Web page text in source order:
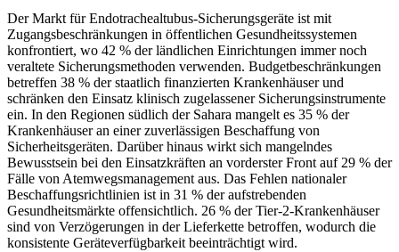
Der Markt für Endotrachealtubus-Sicherungsgeräte ist mit
Zugangsbeschränkungen in öffentlichen Gesundheitssystemen
konfrontiert, wo 42 % der ländlichen Einrichtungen immer noch
veraltete Sicherungsmethoden verwenden. Budgetbeschränkungen
betreffen 38 % der staatlich finanzierten Krankenhäuser und
schränken den Einsatz klinisch zugelassener Sicherungsinstrumente
ein. In den Regionen südlich der Sahara mangelt es 35 % der
Krankenhäuser an einer zuverlässigen Beschaffung von
Sicherheitsgeräten. Darüber hinaus wirkt sich mangelndes
Bewusstsein bei den Einsatzkräften an vorderster Front auf 29 % der
Fälle von Atemwegsmanagement aus. Das Fehlen nationaler
Beschaffungsrichtlinien ist in 31 % der aufstrebenden
Gesundheitsmärkte offensichtlich. 26 % der Tier-2-Krankenhäuser
sind von Verzögerungen in der Lieferkette betroffen, wodurch die
konsistente Geräteverfügbarkeit beeinträchtigt wird.